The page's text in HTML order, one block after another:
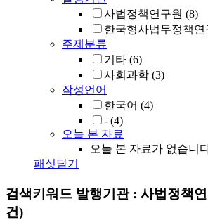
사법정책연구원 (8)
한국형사법무정책연
주제분류
기타 (6)
사회과학 (3)
작성언어
한국어 (4)
- (4)
오늘 본 자료
오늘 본 자료가 없습니
패싯닫기
검색키워드 발행기관 : 사법정책
건)